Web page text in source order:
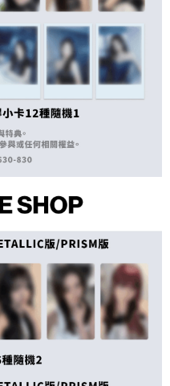
疑問，請聯繫「AFTEE先享後付
AFTEE先享後付」服務完成之交
，並將交易相關給付款項請求債
址：
或監護人之同意方可使用
起之損失，本公司不負相關責
個別帳號之用戶狀況，依本公司即
足之情形，本公司將視審查結果
使用額度並採取法律行動。
運費